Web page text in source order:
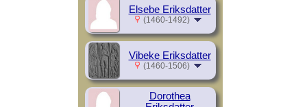
Elsebe Eriksdatter
(1460-1492)
Vibeke Eriksdatter
(1460-1506)
Dorothea